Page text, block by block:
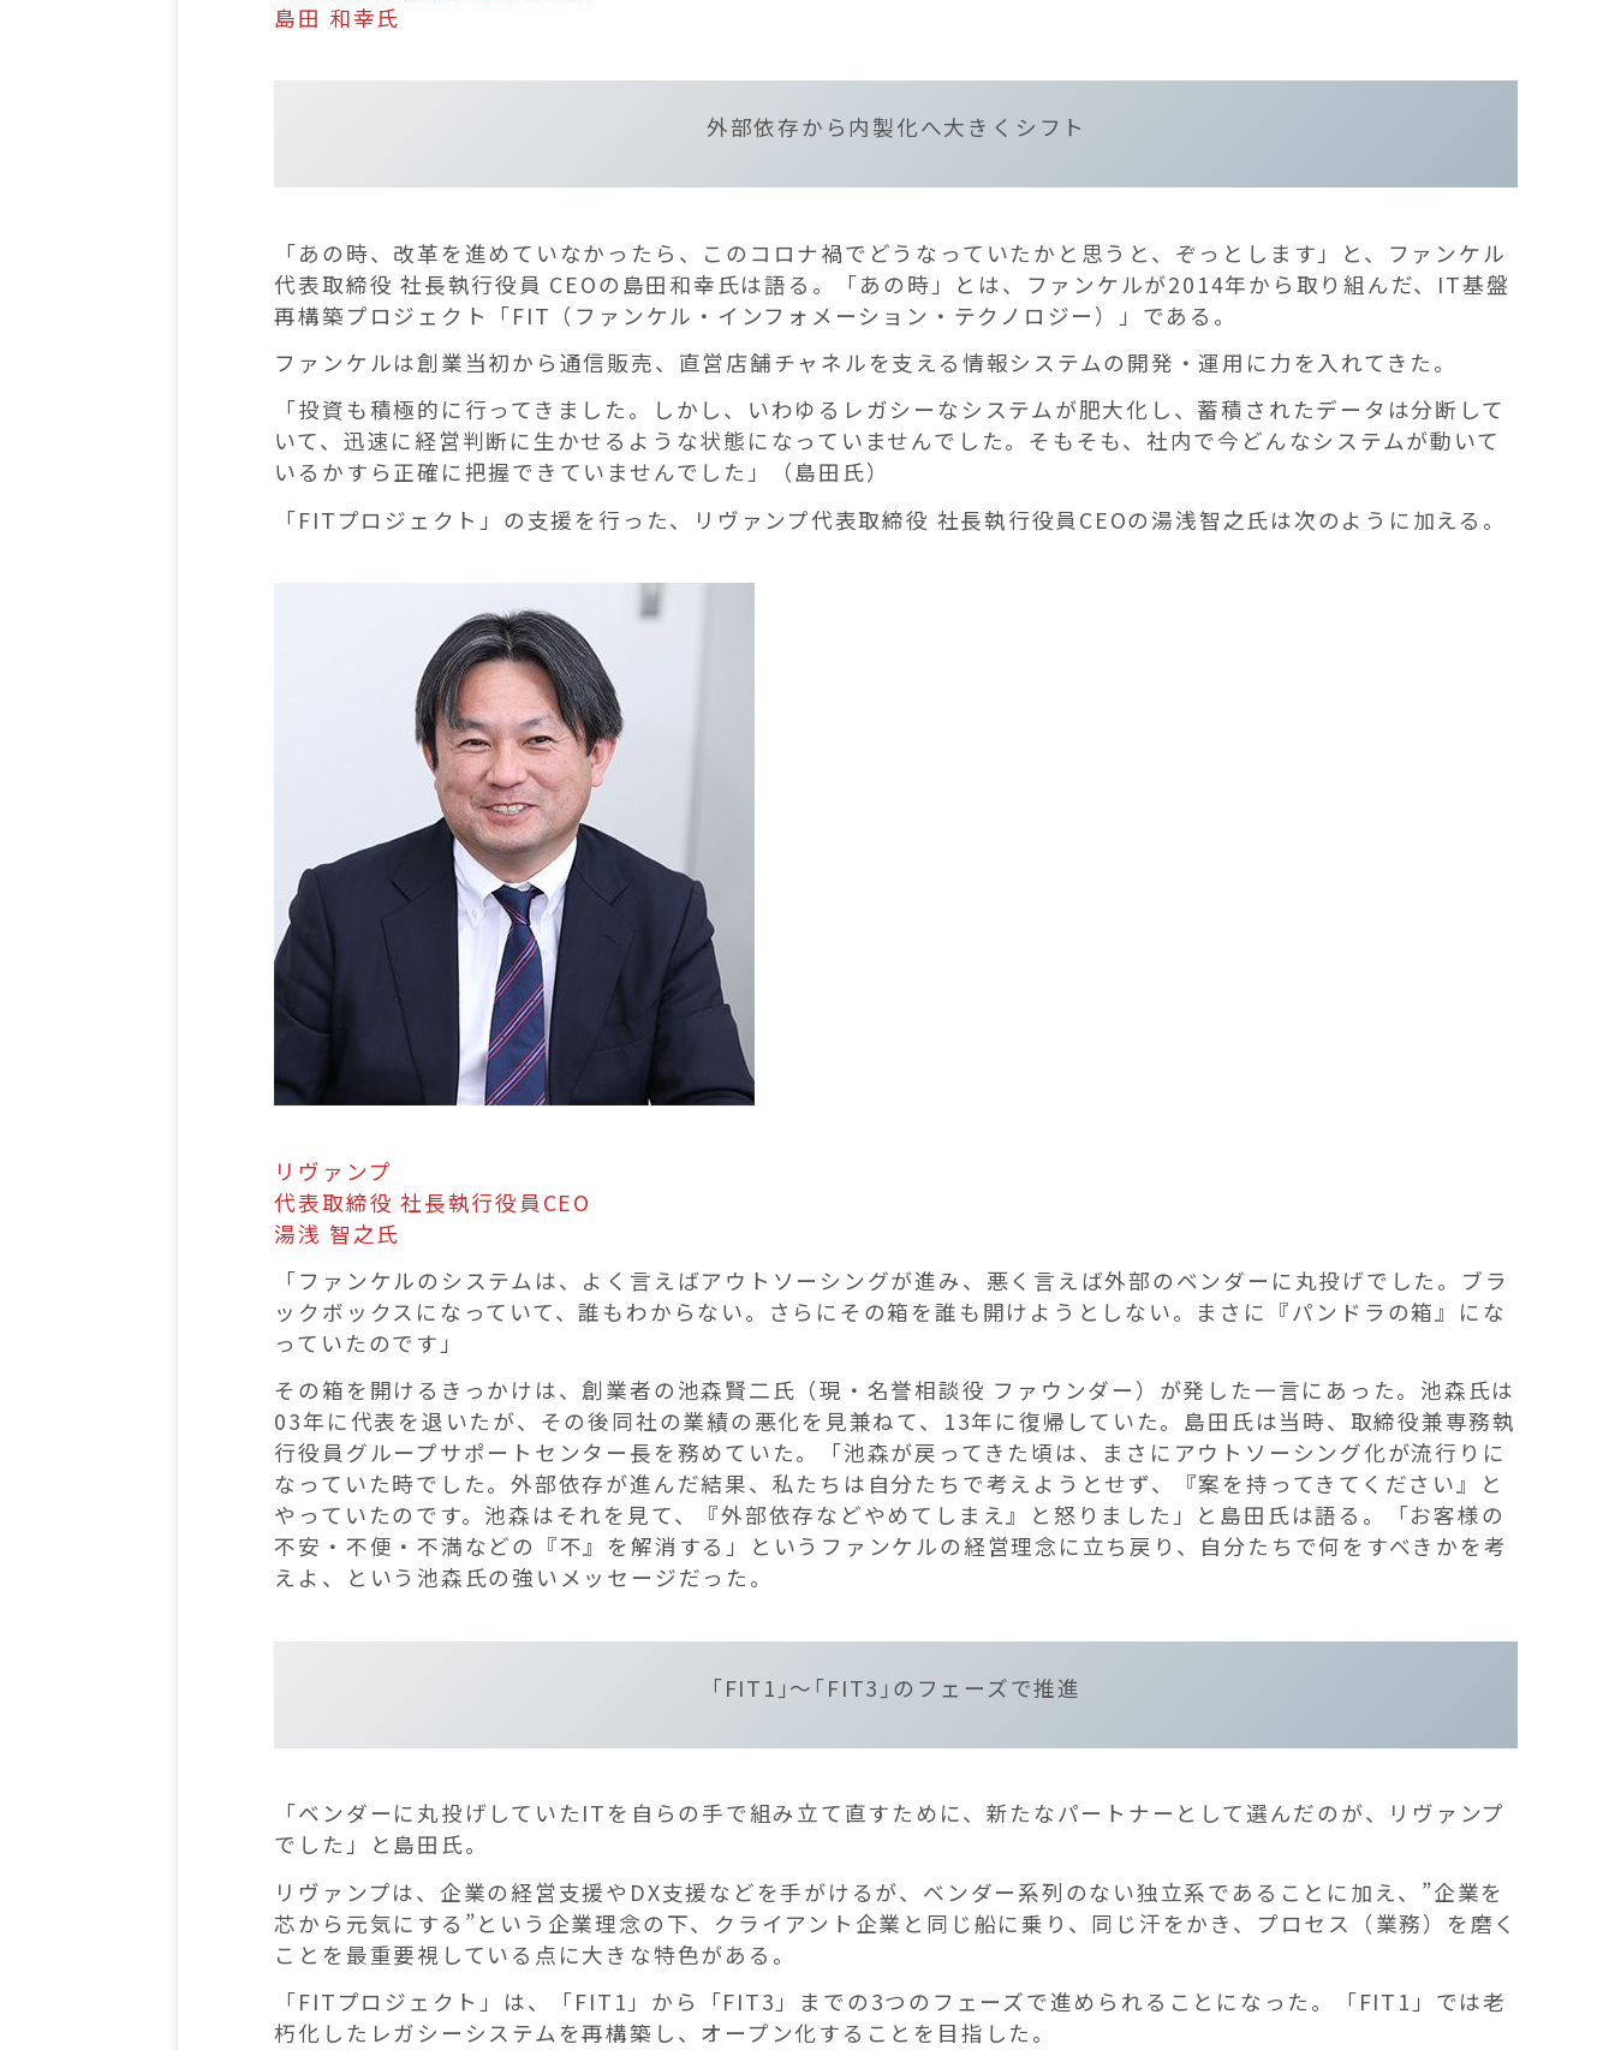
島田 和幸氏
外部依存から内製化へ大きくシフト
「あの時、改革を進めていなかったら、このコロナ禍でどうなっていたかと思うと、ぞっとします」と、ファンケル
代表取締役 社長執行役員 CEOの島田和幸氏は語る。「あの時」とは、ファンケルが2014年から取り組んだ、IT基盤
再構築プロジェクト「FIT（ファンケル・インフォメーション・テクノロジー）」である。
ファンケルは創業当初から通信販売、直営店舗チャネルを支える情報システムの開発・運用に力を入れてきた。
「投資も積極的に行ってきました。しかし、いわゆるレガシーなシステムが肥大化し、蓄積されたデータは分断して
いて、迅速に経営判断に生かせるような状態になっていませんでした。そもそも、社内で今どんなシステムが動いて
いるかすら正確に把握できていませんでした」（島田氏）
「FITプロジェクト」の支援を行った、リヴァンプ代表取締役 社長執行役員CEOの湯浅智之氏は次のように加える。
リヴァンプ
代表取締役 社長執行役員CEO
湯浅 智之氏
「ファンケルのシステムは、よく言えばアウトソーシングが進み、悪く言えば外部のベンダーに丸投げでした。ブラ
ックボックスになっていて、誰もわからない。さらにその箱を誰も開けようとしない。まさに『パンドラの箱』にな
っていたのです」
その箱を開けるきっかけは、創業者の池森賢二氏（現・名誉相談役 ファウンダー）が発した一言にあった。池森氏は
03年に代表を退いたが、その後同社の業績の悪化を見兼ねて、13年に復帰していた。島田氏は当時、取締役兼専務執
行役員グループサポートセンター長を務めていた。「池森が戻ってきた頃は、まさにアウトソーシング化が流行りに
なっていた時でした。外部依存が進んだ結果、私たちは自分たちで考えようとせず、『案を持ってきてください』と
やっていたのです。池森はそれを見て、『外部依存などやめてしまえ』と怒りました」と島田氏は語る。「お客様の
不安・不便・不満などの『不』を解消する」というファンケルの経営理念に立ち戻り、自分たちで何をすべきかを考
えよ、という池森氏の強いメッセージだった。
｢FIT1｣〜｢FIT3｣のフェーズで推進
「ベンダーに丸投げしていたITを自らの手で組み立て直すために、新たなパートナーとして選んだのが、リヴァンプ
でした」と島田氏。
リヴァンプは、企業の経営支援やDX支援などを手がけるが、ベンダー系列のない独立系であることに加え、”企業を
芯から元気にする”という企業理念の下、クライアント企業と同じ船に乗り、同じ汗をかき、プロセス（業務）を磨く
ことを最重要視している点に大きな特色がある。
「FITプロジェクト」は、「FIT1」から「FIT3」までの3つのフェーズで進められることになった。「FIT1」では老
朽化したレガシーシステムを再構築し、オープン化することを目指した。